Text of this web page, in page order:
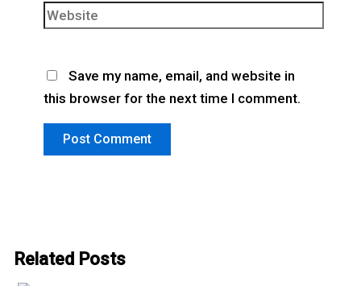
Save my name, email, and website in
this browser for the next time I comment.
Related Posts